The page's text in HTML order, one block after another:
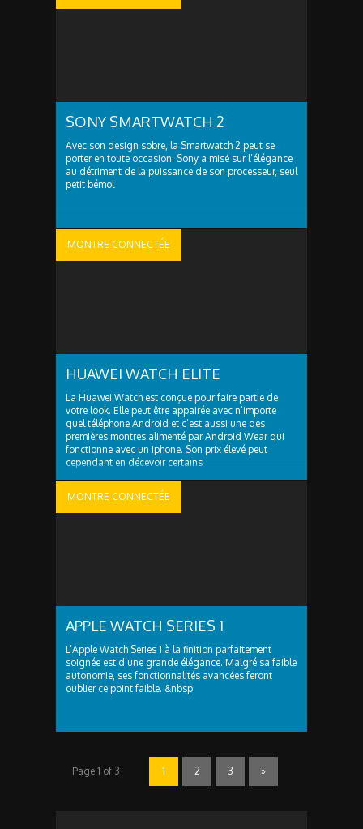
SONY SMARTWATCH 2
Avec son design sobre, la Smartwatch 2 peut se
porter en toute occasion. Sony a misé sur l’élégance
au détriment de la puissance de son processeur, seul
petit bémol
MONTRE CONNECTÉE
HUAWEI WATCH ELITE
La Huawei Watch est conçue pour faire partie de
votre look. Elle peut être appairée avec n’importe
quel téléphone Android et c’est aussi une des
premières montres alimenté par Android Wear qui
fonctionne avec un Iphone. Son prix élevé peut
cependant en décevoir certains
MONTRE CONNECTÉE
APPLE WATCH SERIES 1
L’Apple Watch Series 1 à la finition parfaitement
soignée est d’une grande élégance. Malgré sa faible
autonomie, ses fonctionnalités avancées feront
oublier ce point faible. &nbsp
Page 1 of 3 1 2 3 »